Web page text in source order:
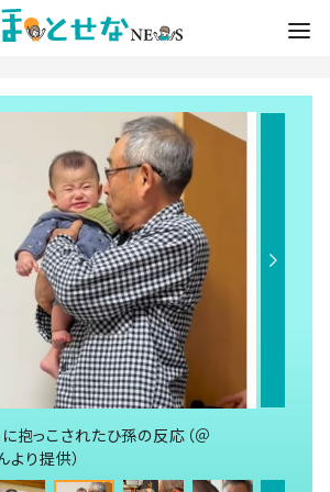
に抱っこされたひ孫の反応（＠
り提供）